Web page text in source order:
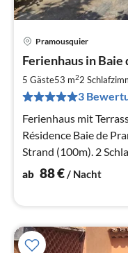
Pramousquier
Ferienhaus in
5 Gäste53 m22
3
Ferienhaus mit
Résidence Baie de
Strand (100m). 2
TV (D,F), WLAN.
ab 88€/ Nacht